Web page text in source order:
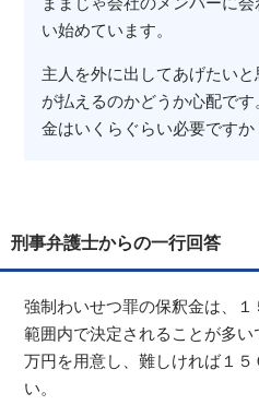
ままじゃ会社のメンバーに
い始めています。
主人を外に出してあげたい
が払えるのかどうか心配で
金はいくらぐらい必要ですか
刑事弁護士からの一行回答
強制わいせつ罪の保釈金は、
範囲内で決定されることが多
万円を用意し、難しければ１５
い。